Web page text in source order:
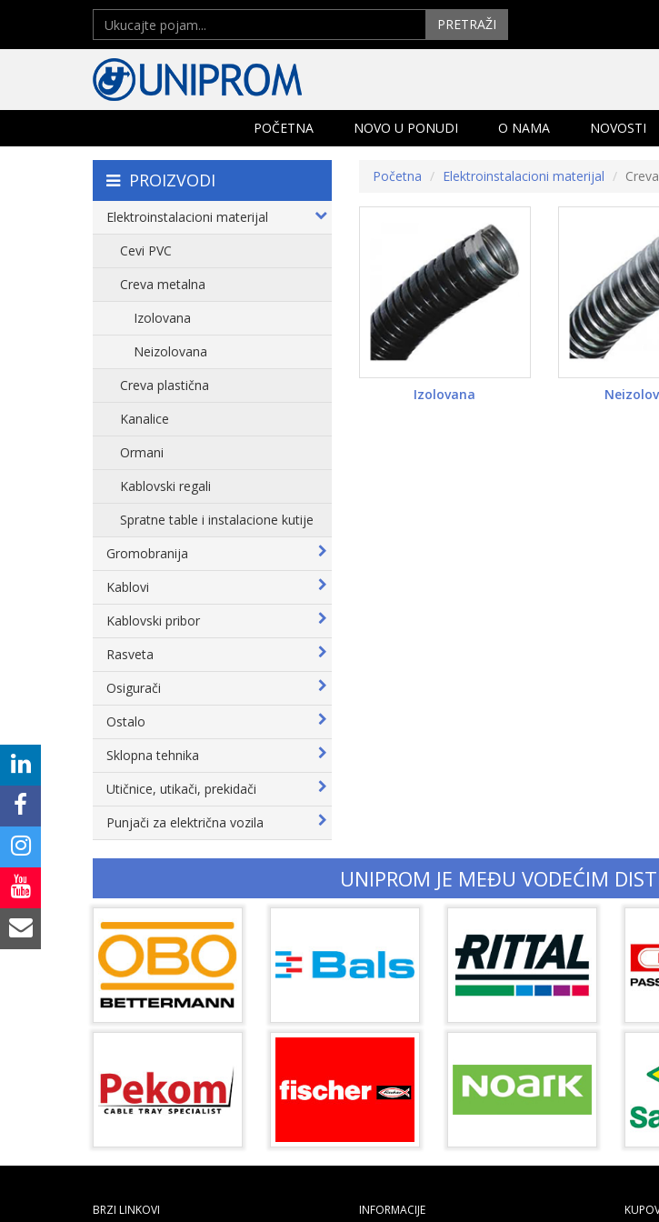
PRETRAŽI
POČETNA
NOVO U PONUDI O NAMA NOVOSTI
PROIZVODI
Elektroinstalacioni materijal
Cevi PVC
Creva metalna
Izolovana
Neizolovana
Creva plastična
Kanalice
Ormani
Kablovski regali
Spratne table i instalacione kutije
Gromobranija
Kablovi
Kablovski pribor
Rasveta
Osigurači
Ostalo
Sklopna tehnika
Utičnice, utikači, prekidači
Punjači za električna vozila
Početna Elektroinstalacioni materijal
Izolovana
UNIPROM JE MEĐU VODEĆIM
BRZI LINKOVI INFORMACIJE